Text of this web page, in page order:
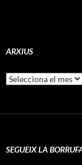
ARXIUS
Arxius
SEGUEIX LA